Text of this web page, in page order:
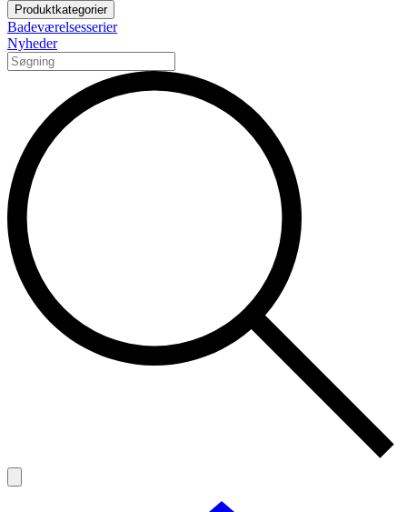
Produktkategorier
Badeværelsesserier
Nyheder